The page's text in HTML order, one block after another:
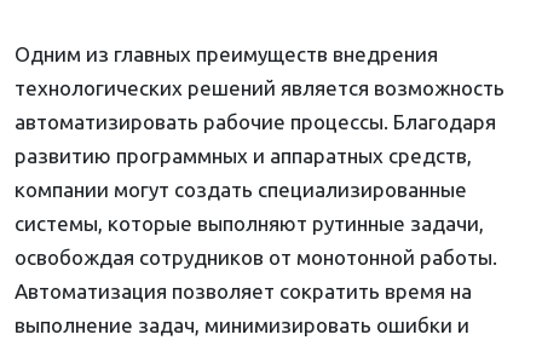
Одним из главных преимуществ внедрения
технологических решений является возможность
автоматизировать рабочие процессы. Благодаря
развитию программных и аппаратных средств,
компании могут создать специализированные
системы, которые выполняют рутинные задачи,
освобождая сотрудников от монотонной работы.
Автоматизация позволяет сократить время на
выполнение задач, минимизировать ошибки и